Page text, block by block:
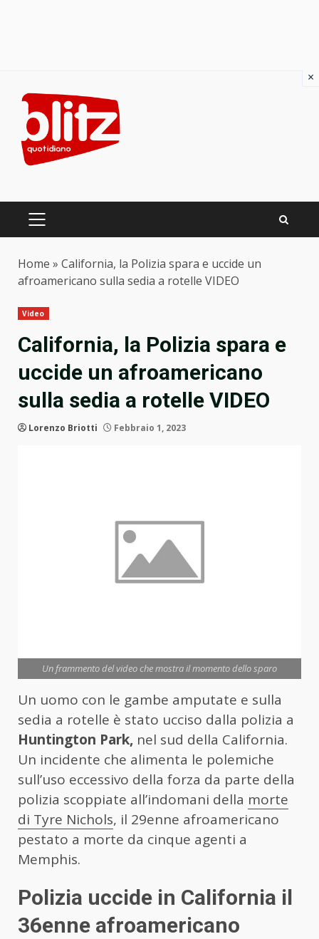
content
PRIMARY
Home » California, la Polizia spara e uccide un
afroamericano sulla sedia a rotelle VIDEO
Video
California, la Polizia spara e
uccide un afroamericano
sulla sedia a rotelle VIDEO
Lorenzo Briotti Febbraio 1, 2023
Un frammento del video che mostra il momento dello sparo
Un uomo con le gambe amputate e sulla
sedia a rotelle è stato ucciso dalla polizia a
Huntington Park, nel sud della California.
Un incidente che alimenta le polemiche
sull’uso eccessivo della forza da parte della
polizia scoppiate all’indomani della morte
di Tyre Nichols, il 29enne afroamericano
pestato a morte da cinque agenti a
Memphis.
Polizia uccide in California il
36enne afroamericano
×